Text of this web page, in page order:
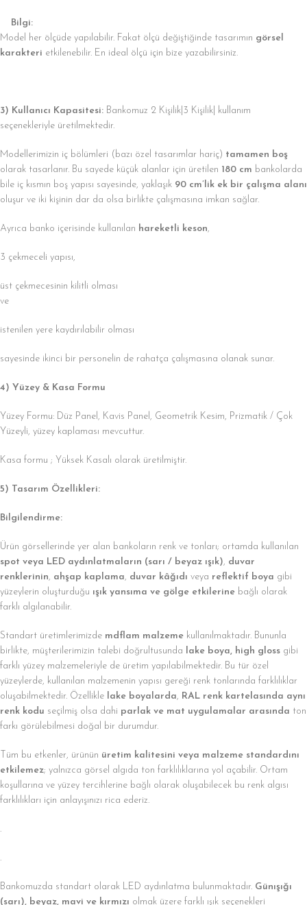
Bilgi:
Model her ölçüde yapılabilir. Fakat ölçü değiştiğinde tasarımın görsel
karakteri etkilenebilir. En ideal ölçü için bize yazabilirsiniz.
3) Kullanıcı Kapasitesi: Bankomuz 2 Kişilik|3 Kişilik| kullanım
seçenekleriyle üretilmektedir.
Modellerimizin iç bölümleri (bazı özel tasarımlar hariç) tamamen boş
olarak tasarlanır. Bu sayede küçük alanlar için üretilen 180 cm bankolarda
bile iç kısmın boş yapısı sayesinde, yaklaşık 90 cm’lik ek bir çalışma alanı
oluşur ve iki kişinin dar da olsa birlikte çalışmasına imkan sağlar.
Ayrıca banko içerisinde kullanılan hareketli keson,
3 çekmeceli yapısı,
üst çekmecesinin kilitli olması
ve
istenilen yere kaydırılabilir olması
sayesinde ikinci bir personelin de rahatça çalışmasına olanak sunar.
4) Yüzey & Kasa Formu
Yüzey Formu: Düz Panel, Kavis Panel, Geometrik Kesim, Prizmatik / Çok
Yüzeyli, yüzey kaplaması mevcuttur.
Kasa formu ; Yüksek Kasalı olarak üretilmiştir.
5) Tasarım Özellikleri:
Bilgilendirme:
Ürün görsellerinde yer alan bankoların renk ve tonları; ortamda kullanılan
spot veya LED aydınlatmaların (sarı / beyaz ışık), duvar
renklerinin, ahşap kaplama, duvar kâğıdı veya reflektif boya gibi
yüzeylerin oluşturduğu ışık yansıma ve gölge etkilerine bağlı olarak
farklı algılanabilir.
Standart üretimlerimizde mdflam malzeme kullanılmaktadır. Bununla
birlikte, müşterilerimizin talebi doğrultusunda
lake boya, high gloss gibi
farklı yüzey malzemeleriyle de üretim yapılabilmektedir. Bu tür özel
yüzeylerde, kullanılan malzemenin yapısı gereği renk tonlarında farklılıklar
oluşabilmektedir. Özellikle lake boyalarda, RAL renk kartelasında aynı
renk kodu seçilmiş olsa dahi parlak ve mat uygulamalar arasında ton
farkı görülebilmesi doğal bir durumdur.
Tüm bu etkenler, ürünün üretim kalitesini veya malzeme standardını
etkilemez; yalnızca görsel algıda ton farklılıklarına yol açabilir. Ortam
koşullarına ve yüzey tercihlerine bağlı olarak oluşabilecek bu renk algısı
farklılıkları için anlayışınızı rica ederiz.
.
.
Bankomuzda standart olarak LED aydınlatma bulunmaktadır. Günışığı
(sarı), beyaz, mavi ve kırmızı olmak üzere farklı ışık seçenekleri